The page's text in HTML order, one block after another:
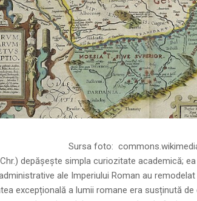
Analiza
depășește simpla curiozitate academică;
ale Imperiului Roman au
excepțională a lumii romane era susținută